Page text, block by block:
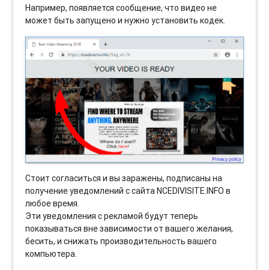
Например, появляется сообщение, что видео не
может быть запущено и нужно установить кодек.
Стоит согласиться и вы заражены, подписаны на
получение уведомлений с сайта NCEDIVISITE.INFO в
любое время.
Эти уведомления с рекламой будут теперь
показываться вне зависимости от вашего желания,
бесить, и снижать производительность вашего
компьютера.